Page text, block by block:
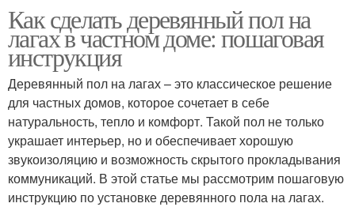
Как сделать деревянный пол на
лагах в частном доме: пошаговая
инструкция
Деревянный пол на лагах – это классическое решение
для частных домов, которое сочетает в себе
натуральность, тепло и комфорт. Такой пол не только
украшает интерьер, но и обеспечивает хорошую
звукоизоляцию и возможность скрытого прокладывания
коммуникаций. В этой статье мы рассмотрим пошаговую
инструкцию по установке деревянного пола на лагах.